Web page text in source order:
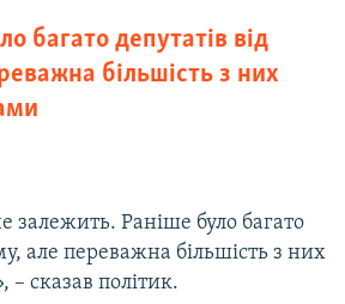
багато депутатів від
більшість з них
залежить. Раніше було багато
але переважна більшість з них
сказав політик.